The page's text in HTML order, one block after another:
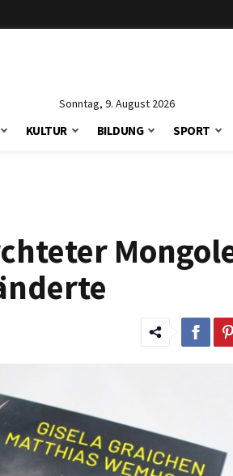
Sonntag, 9. August 2026
KULTUR BILDUNG SPORT